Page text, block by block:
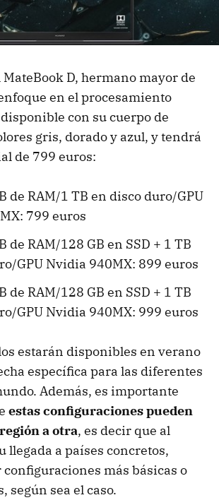
D, hermano mayor de
en el procesamiento
con su cuerpo de
gris, dorado y azul, y tendrá
de 799 euros:
de RAM/1 TB en disco duro/GPU
799 euros
de RAM/128 GB en SSD + 1 TB
GPU Nvidia 940MX: 899 euros
de RAM/128 GB en SSD + 1 TB
GPU Nvidia 940MX: 999 euros
estarán disponibles en verano
específica para las diferentes
Además, es importante
estas configuraciones pueden
a otra, es decir que al
llegada a países concretos,
más básicas o
según sea el caso.